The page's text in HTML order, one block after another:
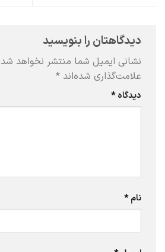
دیدگاهتان را بنویسید
نشانی ایمیل شما منتشر نخواهد شد.
علامت‌گذاری شده‌اند *
دیدگاه*
نام*